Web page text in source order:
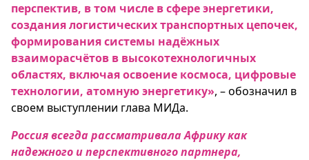
перспектив, в том числе в сфере энергетики,
создания логистических транспортных цепочек,
формирования системы надёжных
взаиморасчётов в высокотехнологичных
областях, включая освоение космоса, цифровые
технологии, атомную энергетику», – обозначил в
своем выступлении глава МИДа.
Россия всегда рассматривала Африку как
надежного и перспективного партнера,